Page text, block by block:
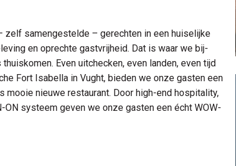
zelf samengestelde – gerechten in een huiselijke
en oprechte gastvrijheid. Dat is waar we bij-
Even uitchecken, even landen, even tijd
Fort Isabella in Vught, bieden we onze gasten een
mooie nieuwe restaurant. Door high-end hospitality,
systeem geven we onze gasten een écht WOW-